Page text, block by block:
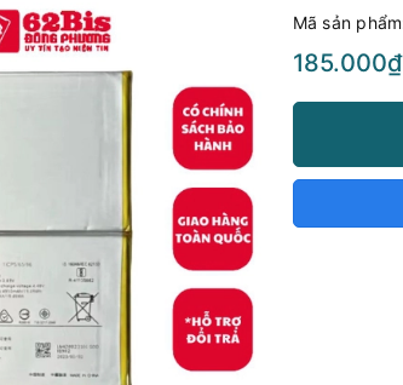
Mã sản
185.000₫